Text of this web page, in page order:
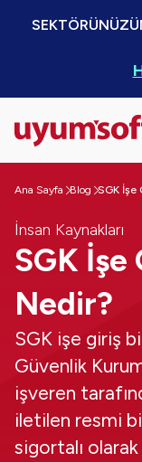
Ana Sayfa Blog SGK İşe
İnsan Kaynakları
SGK
Nedir?
SGK işe giriş
Güvenlik
işveren
iletilen resmi
sigortalı